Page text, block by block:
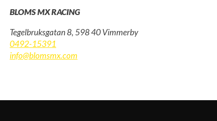
BLOMS MX RACING
Tegelbruksgatan 8, 598 40 Vimmerby
0492-15391
info@blomsmx.com